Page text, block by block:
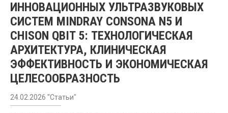
ИННОВАЦИОННЫХ УЛЬТРАЗВУКОВЫХ
СИСТЕМ MINDRAY CONSONA N5 И
CHISON QBIT 5: ТЕХНОЛОГИЧЕСКАЯ
АРХИТЕКТУРА, КЛИНИЧЕСКАЯ
ЭФФЕКТИВНОСТЬ И ЭКОНОМИЧЕСКАЯ
ЦЕЛЕСООБРАЗНОСТЬ
24.02.2026 "Статьи"